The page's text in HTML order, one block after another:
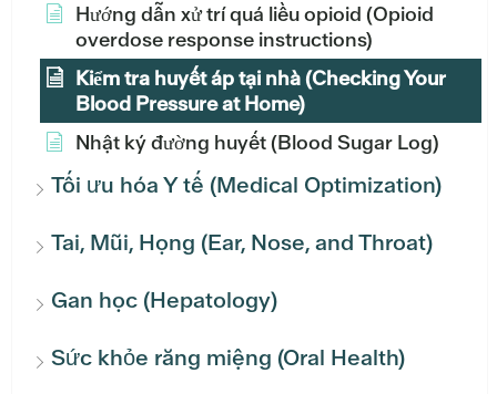
Hướng dẫn xử trí quá liều opioid (Opioid
overdose response instructions)
Kiểm tra huyết áp tại nhà (Checking Your
Blood Pressure at Home)
Nhật ký đường huyết (Blood Sugar Log)
Tối ưu hóa Y tế (Medical Optimization)
Tai, Mũi, Họng (Ear, Nose, and Throat)
Gan học (Hepatology)
Sức khỏe răng miệng (Oral Health)